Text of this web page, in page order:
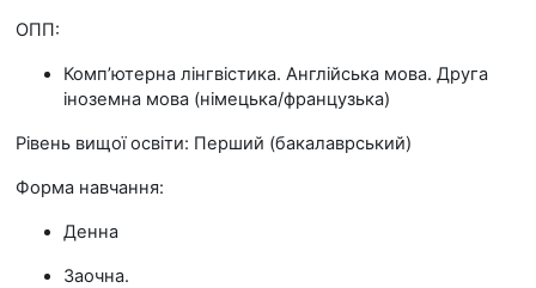
ОПП:
Комп’ютерна лінгвістика. Англійська мова. Друга
іноземна мова (німецька/французька)
Рівень вищої освіти: Перший (бакалаврський)
Форма навчання:
Денна
Заочна.